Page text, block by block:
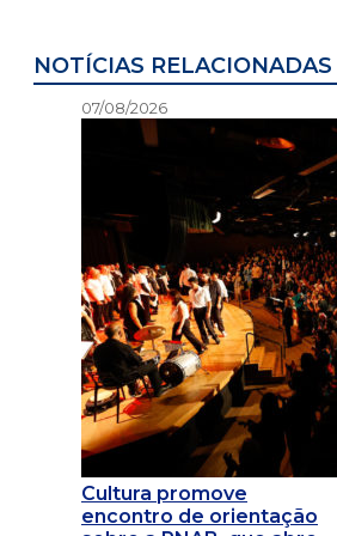
NOTÍCIAS RELACIONADAS
07/08/2026
Cultura promove
encontro de orientação